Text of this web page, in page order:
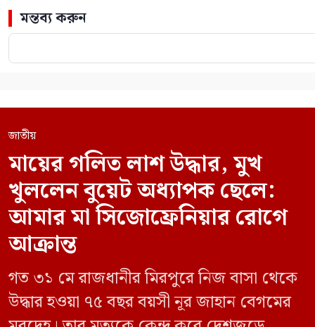
মন্তব্য করুন
জাতীয়
মায়ের গলিত লাশ উদ্ধার, মুখ
খুললেন বুয়েট অধ্যাপক ছেলে:
আমার মা সিজোফ্রেনিয়ার রোগে
আক্রান্ত
গত ৩১ মে রাজধানীর মিরপুরে নিজ বাসা থেকে
উদ্ধার হওয়া ৭৫ বছর বয়সী নূর জাহান বেগমের